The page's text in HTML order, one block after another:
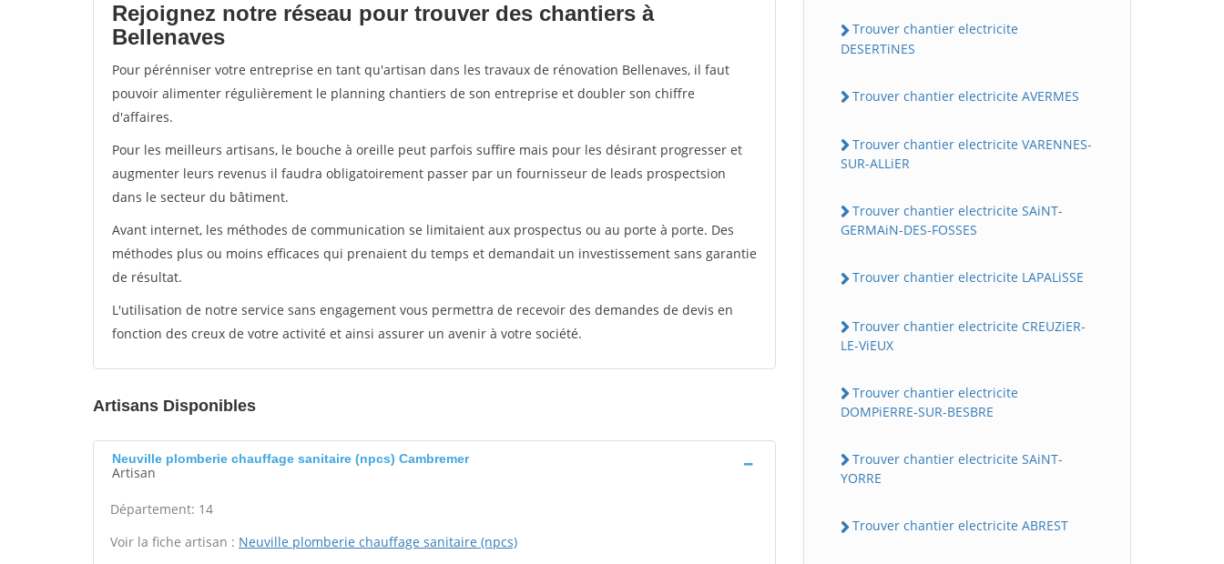
Rejoignez notre réseau pour trouver des chantiers à
Bellenaves
Pour pérénniser votre entreprise en tant qu'artisan dans les travaux de rénovation Bellenaves, il faut
pouvoir alimenter régulièrement le planning chantiers de son entreprise et doubler son chiffre
d'affaires.
Pour les meilleurs artisans, le bouche à oreille peut parfois suffire mais pour les désirant progresser et
augmenter leurs revenus il faudra obligatoirement passer par un fournisseur de leads prospectsion
dans le secteur du bâtiment.
Avant internet, les méthodes de communication se limitaient aux prospectus ou au porte à porte. Des
méthodes plus ou moins efficaces qui prenaient du temps et demandait un investissement sans garantie
de résultat.
L'utilisation de notre service sans engagement vous permettra de recevoir des demandes de devis en
fonction des creux de votre activité et ainsi assurer un avenir à votre société.
Artisans Disponibles
Neuville plomberie chauffage sanitaire (npcs) Cambremer
Artisan
Département: 14
Voir la fiche artisan : Neuville plomberie chauffage sanitaire (npcs)
Trouver chantier electricite
DESERTiNES
Trouver chantier electricite AVERMES
Trouver chantier electricite VARENNES-
SUR-ALLiER
Trouver chantier electricite SAiNT-
GERMAiN-DES-FOSSES
Trouver chantier electricite LAPALiSSE
Trouver chantier electricite CREUZiER-
LE-ViEUX
Trouver chantier electricite
DOMPiERRE-SUR-BESBRE
Trouver chantier electricite SAiNT-
YORRE
Trouver chantier electricite ABREST